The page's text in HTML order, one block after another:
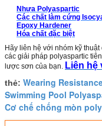
Nhựa Polyaspartic
Các chất làm cứng
Epoxy Hardener
Hóa chất đặc biệt
Hãy liên hệ với nhóm kỹ
các giải pháp polyaspartic
lược sơn của bạn. Liên
thẻ: Wearing
Swimming Pool
Cơ chế chống mòn